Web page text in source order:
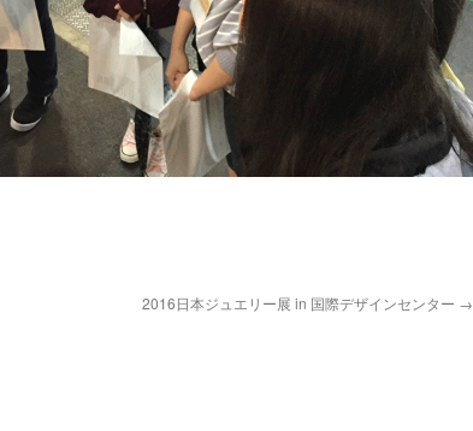
2016日本ジュエリー展 in 国際デザインセンター →